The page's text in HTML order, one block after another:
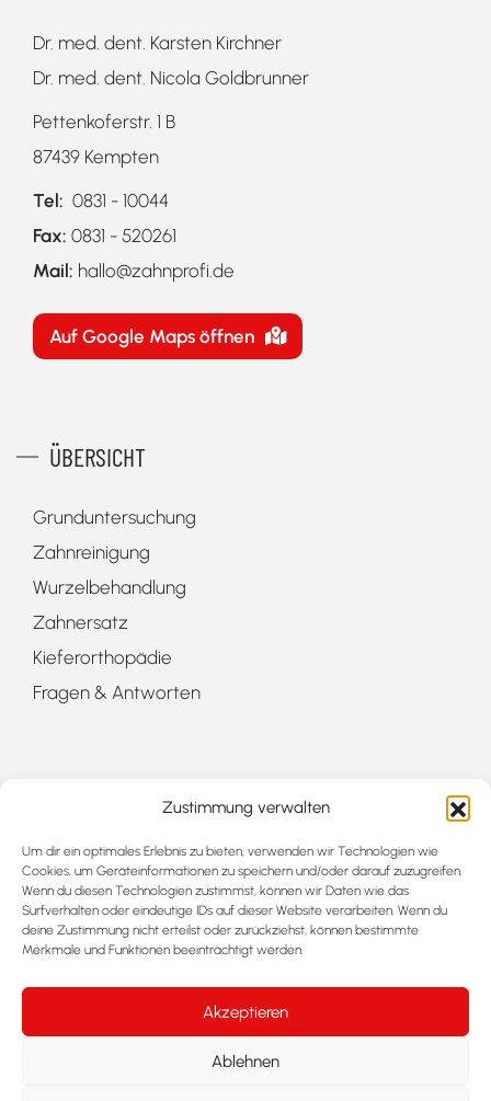
Zustimmung verwalten
Um dir ein optimales Erlebnis zu bieten, verwenden wir Technologien wie
Cookies, um Geräteinformationen zu speichern und/oder darauf zuzugreifen.
Wenn du diesen Technologien zustimmst, können wir Daten wie das
Surfverhalten oder eindeutige IDs auf dieser Website verarbeiten. Wenn du
deine Zustimmung nicht erteilst oder zurückziehst, können bestimmte
Merkmale und Funktionen beeinträchtigt werden.
Akzeptieren
Ablehnen
Dr. med. dent. Karsten Kirchner
Dr. med. dent. Nicola Goldbrunner
Pettenkoferstr. 1 B
87439 Kempten
Tel: 0831 - 10044
Fax: 0831 - 520261
Mail: hallo@zahnprofi.de
Auf Google Maps öffnen
ÜBERSICHT
Grunduntersuchung
Zahnreinigung
Wurzelbehandlung
Zahnersatz
Kieferorthopädie
Fragen & Antworten